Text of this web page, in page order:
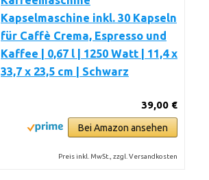
Kapselmaschine inkl. 30 Kapseln
für Caffè Crema, Espresso und
Kaffee | 0,67 l | 1250 Watt | 11,4 x
33,7 x 23,5 cm | Schwarz
39,00 €
Bei Amazon ansehen
Preis inkl. MwSt., zzgl. Versandkosten